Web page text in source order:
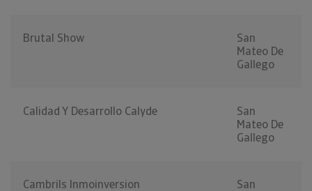
Brutal Show
San
Mateo De
Gallego
Calidad Y Desarrollo Calyde
San
Mateo De
Gallego
Cambrils Inmoinversion
San